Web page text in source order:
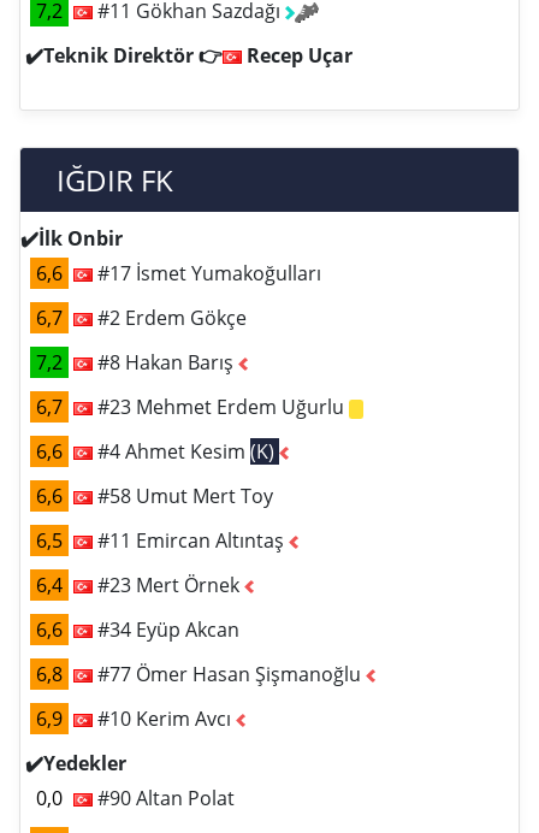
7,2
#11 Gökhan Sazdağı
✔️Teknik Direktör 👉
Recep Uçar
IĞDIR FK
✔️İlk Onbir
6,6
#17 İsmet Yumakoğulları
6,7
#2 Erdem Gökçe
7,2
#8 Hakan Barış
6,7
#23 Mehmet Erdem Uğurlu
6,6
#4 Ahmet Kesim (K)
6,6
#58 Umut Mert Toy
6,5
#11 Emircan Altıntaş
6,4
#23 Mert Örnek
6,6
#34 Eyüp Akcan
6,8
#77 Ömer Hasan Şişmanoğlu
6,9
#10 Kerim Avcı
✔️Yedekler
0,0
#90 Altan Polat